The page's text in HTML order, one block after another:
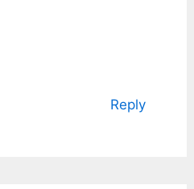
Reply